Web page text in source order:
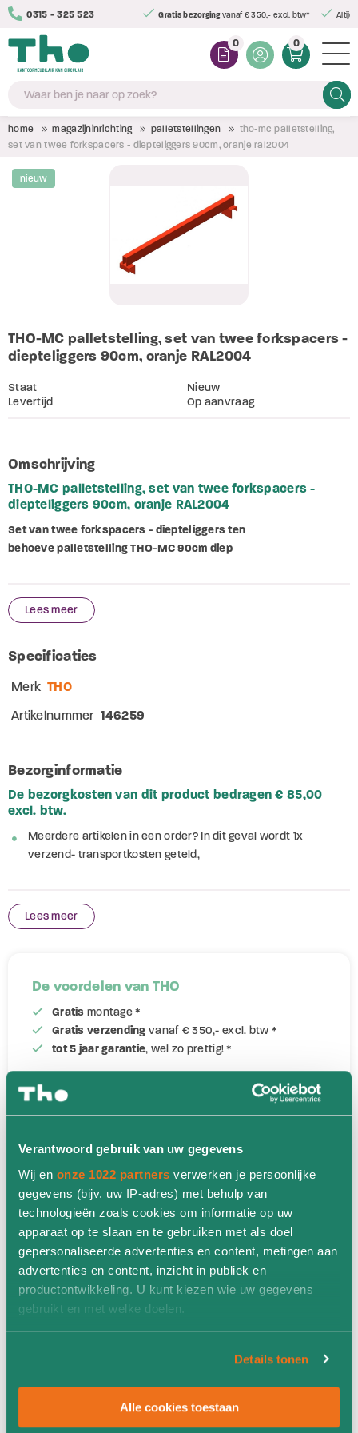
Verantwoord gebruik van uw gegevens
Wij en onze 1022 partners verwerken je persoonlijke
gegevens (bijv. uw IP-adres) met behulp van
technologieën zoals cookies om informatie op uw
apparaat op te slaan en te gebruiken met als doel
gepersonaliseerde advertenties en content, metingen aan
advertenties en content, inzicht in publiek en
productontwikkeling. U kunt kiezen wie uw gegevens
gebruikt en met welke doelen.
die tot een paar meter nauwkeurig kan zijn
Uw apparaat identificeren door het actief te scannen
op specifieke eigenschappen (fingerprinting)
Details tonen
Alle cookies toestaan
0315 - 325 523 Gratis bezorgingvanaf € 350,- excl. btw* Altijd
0
0
home magazijninrichting palletstellingen
tho-mc palletstelling,
set van twee forkspacers - diepteliggers 90cm, oranje ral2004
nieuw
THO-MC palletstelling, set van twee forkspacers -
diepteliggers 90cm, oranje RAL2004
Staat
Nieuw
Levertijd
Op aanvraag
Omschrijving
THO-MC palletstelling, set van twee forkspacers -
diepteliggers 90cm, oranje RAL2004
Set van twee forkspacers - diepteliggers ten
behoeve palletstelling THO-MC 90cm diep
Lees meer
Specificaties
Merk THO
Artikelnummer 146259
Bezorginformatie
De bezorgkosten van dit product bedragen € 85,00
excl. btw.
Meerdere artikelen in een order? In dit geval wordt 1x
verzend- transportkosten geteld,
Lees meer
De voordelen van THO
Gratis montage *
Gratis verzendingvanaf € 350,- excl. btw *
tot 5 jaar garantie, wel zo prettig! *
Te bezichtigen in:
Adviesgesprek?
Direct meer informatie over een complete (circulaire)
inrichting? Maak een afspraak met een van onze
adviseurs:
+31(0)26 325 9898